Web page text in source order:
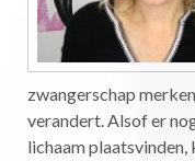
zwangerschap
verandert. Alsof er
lichaam plaatsvinden,